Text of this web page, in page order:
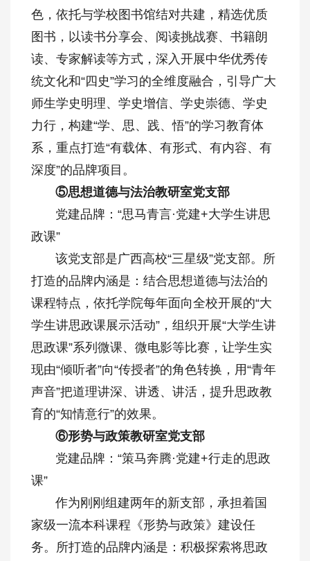
色，依托与学校图书馆结对共建，精选优质
图书，以读书分享会、阅读挑战赛、书籍朗
读、专家解读等方式，深入开展中华优秀传
统文化和“四史”学习的全维度融合，引导广大
师生学史明理、学史增信、学史崇德、学史
力行，构建“学、思、践、悟”的学习教育体
系，重点打造“有载体、有形式、有内容、有
深度”的品牌项目。
⑤思想道德与法治教研室党支部
党建品牌：“思马青言·党建+大学生讲思
政课”
该党支部是广西高校“三星级”党支部。所
打造的品牌内涵是：结合思想道德与法治的
课程特点，依托学院每年面向全校开展的“大
学生讲思政课展示活动”，组织开展“大学生讲
思政课”系列微课、微电影等比赛，让学生实
现由“倾听者”向“传授者”的角色转换，用“青年
声音”把道理讲深、讲透、讲活，提升思政教
育的“知情意行”的效果。
⑥形势与政策教研室党支部
党建品牌：“策马奔腾·党建+行走的思政
课”
作为刚刚组建两年的新支部，承担着国
家级一流本科课程《形势与政策》建设任
务。所打造的品牌内涵是：积极探索将思政